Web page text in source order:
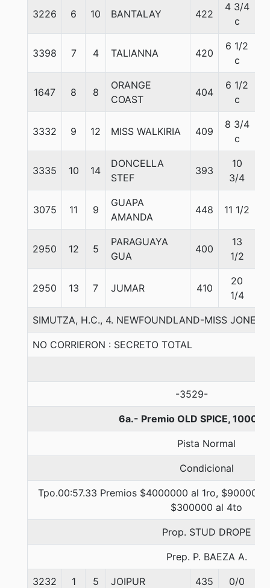
3226 6 10 BANTALAY 422
4 3/4
c
3398 7 4 TALIANNA 420
6 1/2
c
1647 8 8
ORANGE
COAST
404
6 1/2
c
3332 9 12 MISS WALKIRIA 409
8 3/4
c
3335 10 14
DONCELLA
STEF
393
10
3/4
3075 11 9
GUAPA
AMANDA
448 11 1/2
2950 12 5
PARAGUAYA
GUA
400
13
1/2
2950 13 7 JUMAR 410
20
1/4
SIMUTZA, H.C., 4. NEWFOUNDLAND-MISS JONES-
NO CORRIERON : SECRETO TOTAL
-3529-
6a.- Premio OLD SPICE, 1000
Pista Normal
Condicional
Tpo.00:57.33 Premios $4000000 al 1ro, $900000
$300000 al 4to
Prop. STUD DROPE
Prep. P. BAEZA A.
3232 1 5 JOIPUR 435 0/0